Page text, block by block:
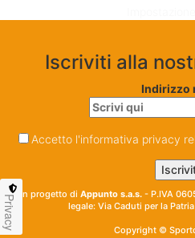
Iscriviti alla
Indirizzo
Accetto l'informativa privacy
Un progetto di Appunto s.a.s. - P.IVA
legale: Via Caduti per la
Copyright ©
Privacy